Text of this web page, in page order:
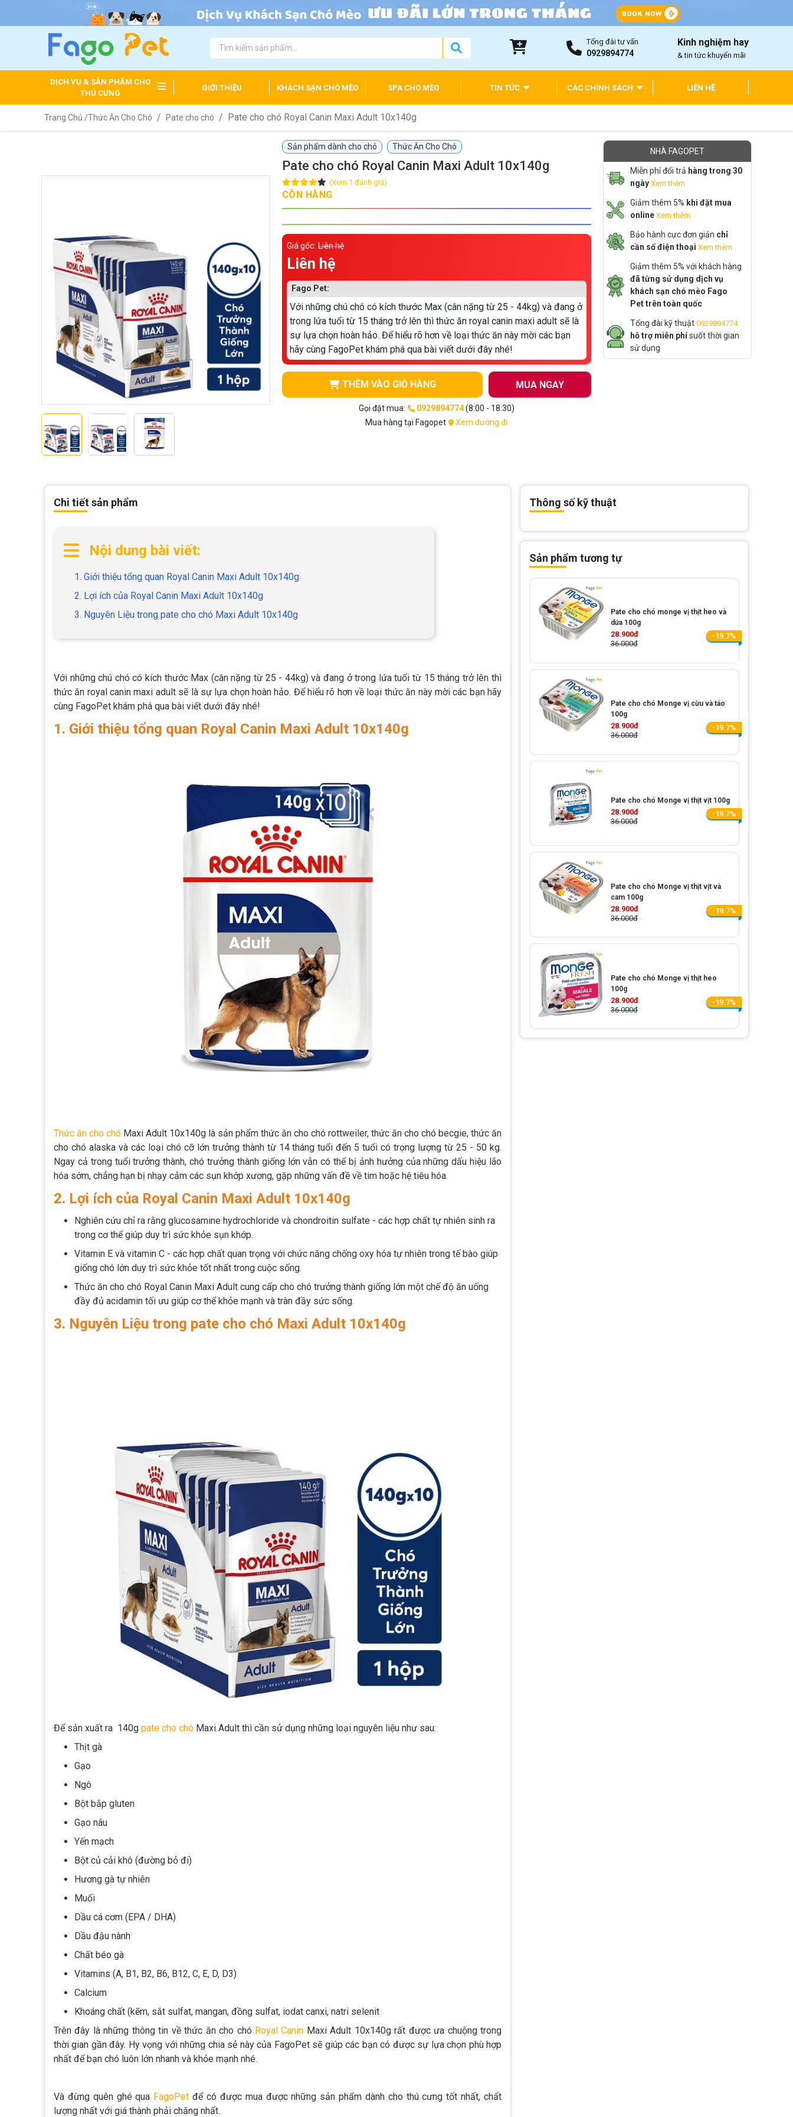
Tổng đài tư vấn
0929894774
Kinh nghiệm hay
& tin tức khuyến mãi
DỊCH VỤ & SẢN PHẨM CHO
THÚ CƯNG
GIỚI THIỆU KHÁCH SẠN CHÓ MÈO SPA CHÓ MÈO TIN TỨC CÁC CHÍNH SÁCH LIÊN HỆ
Trang Chủ /Thức Ăn Cho Chó Pate cho chó Pate cho chó Royal Canin Maxi Adult 10x140g
Sản phẩm dành cho chó Thức Ăn Cho Chó
Pate cho chó Royal Canin Maxi Adult 10x140g
(Xem 1 đánh giá)
CÒN HÀNG
Giá gốc: Liên hệ
Liên hệ
Fago Pet:
Với những chú chó có kích thước Max (cân nặng từ 25 - 44kg) và đang ở
trong lứa tuổi từ 15 tháng trở lên thì thức ăn royal canin maxi adult sẽ là
sự lựa chọn hoàn hảo. Để hiểu rõ hơn về loại thức ăn này mời các bạn
hãy cùng FagoPet khám phá qua bài viết dưới đây nhé!
THÊM VÀO GIỎ HÀNG MUA NGAY
Gọi đặt mua: 0929894774(8:00 - 18:30)
Mua hàng tại Fagopet
Xem đường đi
NHÀ FAGOPET
Miễn phí đổi trả hàng trong 30
ngày Xem thêm
Giảm thêm 5% khi đặt mua
online Xem thêm
Bảo hành cực đơn giản chỉ
cần số điện thoại Xem thêm
Giảm thêm 5% với khách hàng
đã từng sử dụng dịch vụ
khách sạn chó mèo Fago
Pet trên toàn quốc
Tổng đài kỹ thuật 0929894774
hỗ trợ miễn phísuốt thời gian
sử dụng
Chi tiết sản phẩm
Nội dung bài viết:
1. Giới thiệu tổng quan Royal Canin Maxi Adult 10x140g
2. Lợi ích của Royal Canin Maxi Adult 10x140g
3. Nguyên Liệu trong pate cho chó Maxi Adult 10x140g
Với những chú chó có kích thước Max (cân nặng từ 25 - 44kg) và đang ở trong lứa tuổi từ 15 tháng trở lên thì
thức ăn royal canin maxi adult sẽ là sự lựa chọn hoàn hảo. Để hiểu rõ hơn về loại thức ăn này mời các bạn hãy
cùng FagoPet khám phá qua bài viết dưới đây nhé!
1. Giới thiệu tổng quan Royal Canin Maxi Adult 10x140g
Thức ăn cho chó Maxi Adult 10x140g là sản phẩm thức ăn cho chó rottweiler, thức ăn cho chó becgie, thức ăn
cho chó alaska và các loại chó cỡ lớn trưởng thành từ 14 tháng tuổi đến 5 tuổi có trọng lượng từ 25 - 50 kg.
Ngay cả trong tuổi trưởng thành, chó trưởng thành giống lớn vẫn có thể bị ảnh hưởng của những dấu hiệu lão
hóa sớm, chẳng hạn bị nhạy cảm các sụn khớp xương, gặp những vấn đề về tim hoặc hệ tiêu hóa.
2. Lợi ích của Royal Canin Maxi Adult 10x140g
Nghiên cứu chỉ ra rằng glucosamine hydrochloride và chondroitin sulfate - các hợp chất tự nhiên sinh ra
trong cơ thể giúp duy trì sức khỏe sụn khớp.
Vitamin E và vitamin C - các hợp chất quan trọng với chức năng chống oxy hóa tự nhiên trong tế bào giúp
giống chó lớn duy trì sức khỏe tốt nhất trong cuộc sống.
Thức ăn cho chó Royal Canin Maxi Adult cung cấp cho chó trưởng thành giống lớn một chế độ ăn uống
đầy đủ acidamin tối ưu giúp cơ thể khỏe mạnh và tràn đầy sức sống.
3. Nguyên Liệu trong pate cho chó Maxi Adult 10x140g
Để sản xuất ra 140g pate cho chó Maxi Adult thì cần sử dụng những loại nguyên liệu như sau:
Thịt gà
Gạo
Ngô
Bột bắp gluten
Gạo nâu
Yến mạch
Bột củ cải khô (đường bỏ đi)
Hương gà tự nhiên
Muối
Dầu cá cơm (EPA / DHA)
Dầu đậu nành
Chất béo gà
Vitamins (A, B1, B2, B6, B12, C, E, D, D3)
Calcium
Khoáng chất (kẽm, sắt sulfat, mangan, đồng sulfat, iodat canxi, natri selenit
Trên đây là những thông tin về thức ăn cho chó Royal Canin Maxi Adult 10x140g rất được ưa chuộng trong
thời gian gần đây. Hy vọng với những chia sẻ này của FagoPet sẽ giúp các bạn có được sự lựa chọn phù hợp
nhất để bạn chó luôn lớn nhanh và khỏe mạnh nhé.
Và đừng quên ghé qua FagoPet để có được mua được những sản phẩm dành cho thú cưng tốt nhất, chất
lượng nhất với giá thành phải chăng nhất.
Thông số kỹ thuật
Sản phẩm tương tự
Pate cho chó monge vị thịt heo và
dứa 100g
28.900đ
36.000đ
-19.7%
Pate cho chó Monge vị cừu và táo
100g
28.900đ
36.000đ
-19.7%
Pate cho chó Monge vị thịt vịt 100g
28.900đ
36.000đ
-19.7%
Pate cho chó Monge vị thịt vịt và
cam 100g
28.900đ
36.000đ
-19.7%
Pate cho chó Monge vị thịt heo
100g
28.900đ
36.000đ
-19.7%